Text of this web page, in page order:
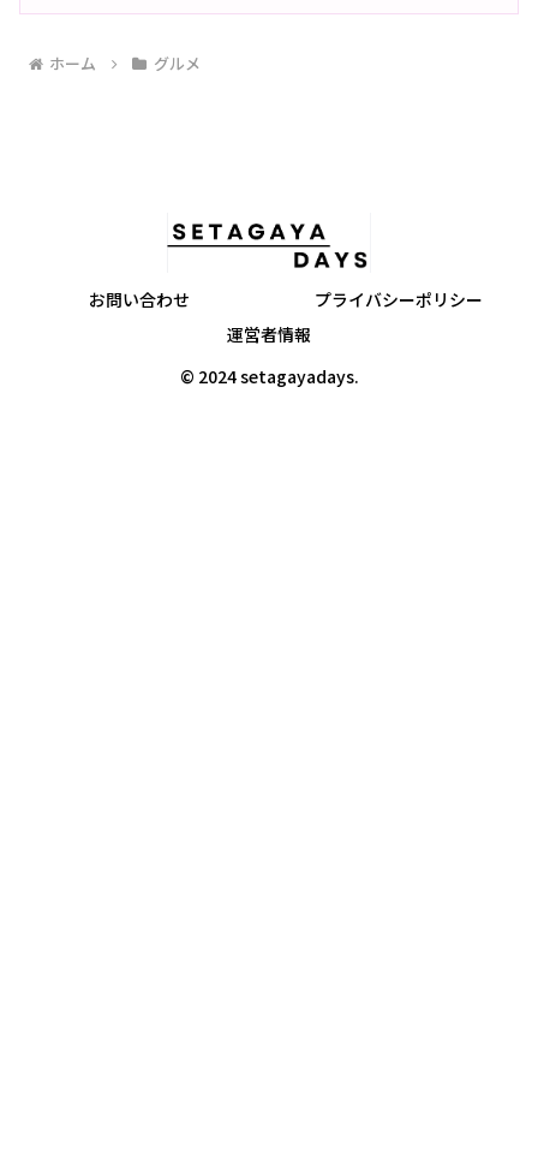
ホーム グルメ
お問い合わせ
プライバシーポリシー
運営者情報
© 2024 setagayadays.